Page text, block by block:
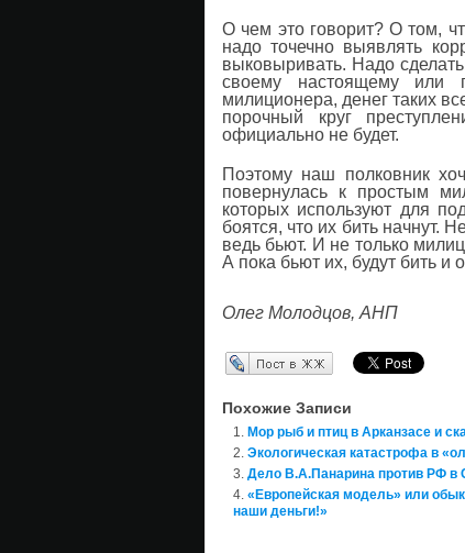
О чем это говорит? О том,
надо точечно выявлять
выковыривать. Надо
своему настоящему или
милиционера, денег таких
порочный круг
официально не будет.
Поэтому наш полковник
повернулась к простым
которых используют для
боятся, что их бить начнут.
ведь бьют. И не только
А пока бьют их, будут бить и
Олег Молодцов, АНП
Перепост в ЖЖ
Похожие Записи
Мор рыб и птиц в Арканзасе и
Экологическая катастрофа в
Дело В.А.Панарина против РФ в
«Европейская модель» или
наши деньги!»